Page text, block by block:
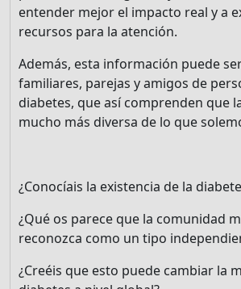
entender mejor el impacto real y a
recursos para la atención.
Además, esta información puede
familiares, parejas y amigos de
diabetes, que así comprenden que
mucho más diversa de lo que
¿Conocíais la existencia de la
¿Qué os parece que la comunidad
reconozca como un tipo
¿Creéis que esto puede cambiar la
Disfruta del foro
publicidad
El registro es
completamente
Los usuarios
pueden participar
Rechazar
Aceptar